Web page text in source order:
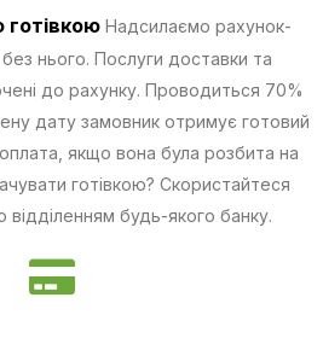
готівкою Надсилаємо рахунок-
нього. Послуги доставки та
до рахунку. Проводиться 70%
дату замовник отримує готовий
якщо вона була розбита на
готівкою? Скористайтеся
будь-якого банку.